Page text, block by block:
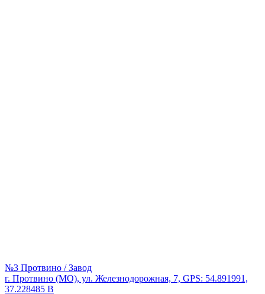
№3 Протвино / Завод
г. Протвино (МО), ул. Железнодорожная, 7, GPS: 54.891991,
37.228485 В